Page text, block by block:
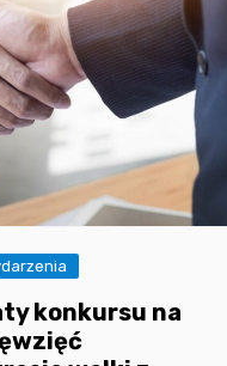
konkursu na